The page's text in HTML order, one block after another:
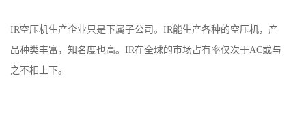
IR空压机生产企业只是下属子公司。IR能生产各种的空压机，产
品种类丰富，知名度也高。IR在全球的市场占有率仅次于AC或与
之不相上下。